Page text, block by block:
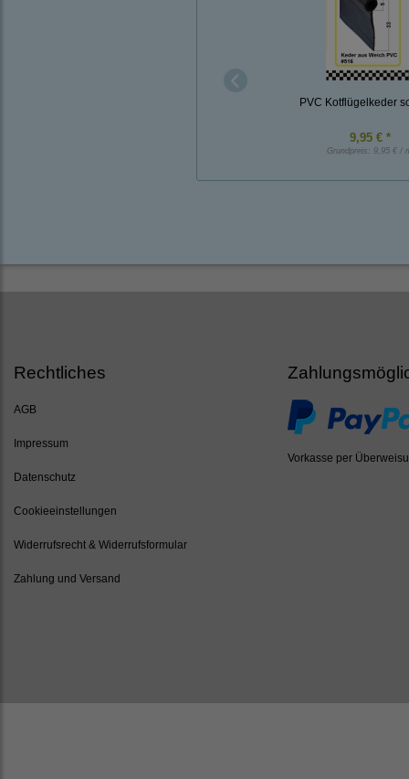
PVC Kotflügelkeder
9,95 € *
Grundpreis: 9,95 € /
Rechtliches
AGB
Impressum
Datenschutz
Cookieeinstellungen
Widerrufsrecht & Widerrufsformular
Zahlung und Versand
Vorkasse per